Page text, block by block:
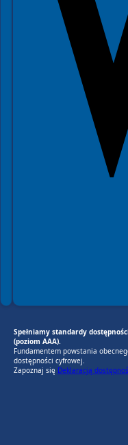
Spełniamy standardy
(poziom AAA).
Fundamentem powstania
dostępności cyfrowej.
Zapoznaj się Deklaracją